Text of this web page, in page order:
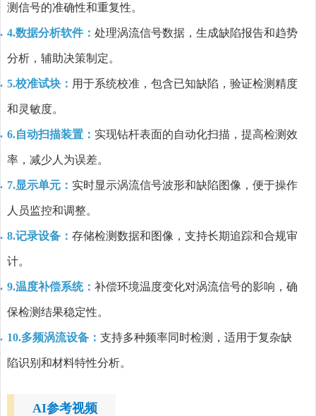
测信号的准确性和重复性。
4.数据分析软件： 处理涡流信号数据，生成缺陷报告和趋势
分析，辅助决策制定。
5.校准试块： 用于系统校准，包含已知缺陷，验证检测精度
和灵敏度。
6.自动扫描装置： 实现钻杆表面的自动化扫描，提高检测效
率，减少人为误差。
7.显示单元： 实时显示涡流信号波形和缺陷图像，便于操作
人员监控和调整。
8.记录设备： 存储检测数据和图像，支持长期追踪和合规审
计。
9.温度补偿系统： 补偿环境温度变化对涡流信号的影响，确
保检测结果稳定性。
10.多频涡流设备： 支持多种频率同时检测，适用于复杂缺
陷识别和材料特性分析。
AI参考视频